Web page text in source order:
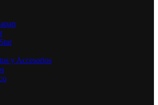
y Accesorios